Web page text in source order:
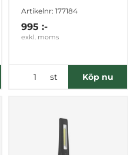
Artikelnr: 177184
995 :-
exkl. moms
st Köp nu